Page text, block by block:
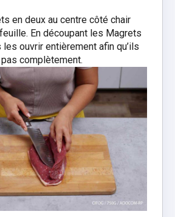
en deux au centre côté chair
En découpant les Magrets
ouvrir entièrement afin qu’ils
complètement.